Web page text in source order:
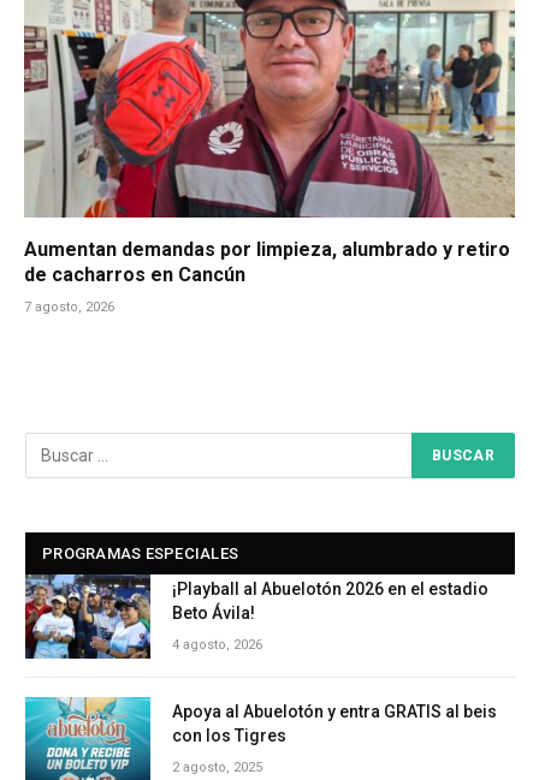
Aumentan demandas por limpieza, alumbrado y retiro
de cacharros en Cancún
7 agosto, 2026
PROGRAMAS ESPECIALES
¡Playball al Abuelotón 2026 en el estadio
Beto Ávila!
4 agosto, 2026
Apoya al Abuelotón y entra GRATIS al beis
con los Tigres
2 agosto, 2025